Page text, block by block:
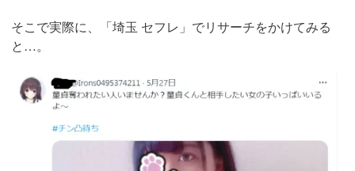
そこで実際に、「埼玉 セフレ」でリサーチをかけてみる
と…。